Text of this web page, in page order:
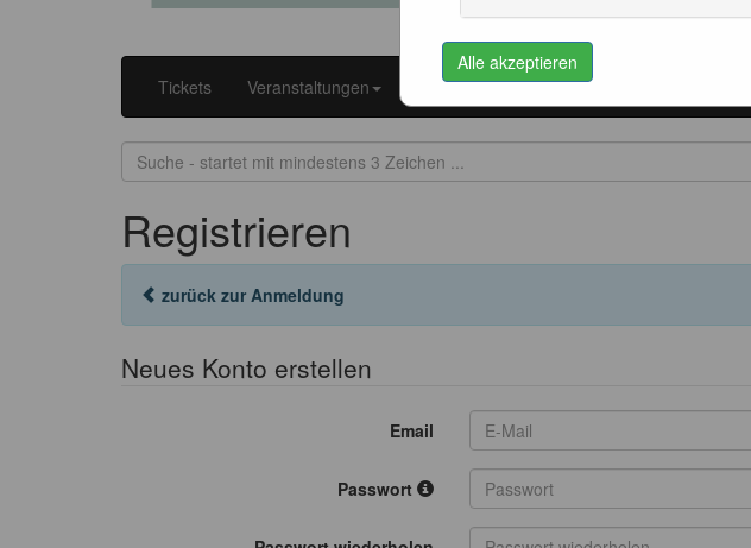
Alle akzeptieren
Tickets Veranstaltungen Kataloge Kunstdrucke
Registrieren
zurück zur Anmeldung
Neues Konto erstellen
Email
Passwort